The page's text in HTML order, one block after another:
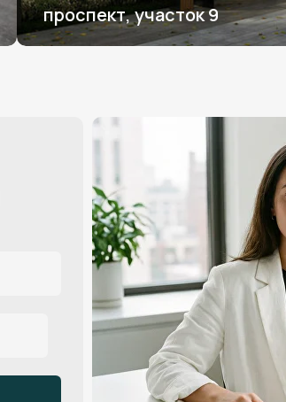
проспект, участок 9